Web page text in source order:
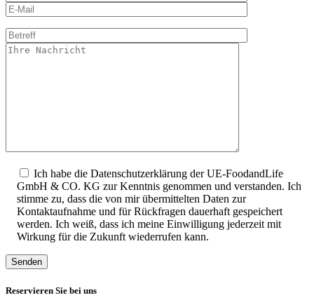
Ich habe die Datenschutzerklärung der UE-FoodandLife
GmbH & CO. KG zur Kenntnis genommen und verstanden. Ich
stimme zu, dass die von mir übermittelten Daten zur
Kontaktaufnahme und für Rückfragen dauerhaft gespeichert
werden. Ich weiß, dass ich meine Einwilligung jederzeit mit
Wirkung für die Zukunft wiederrufen kann.
Reservieren Sie bei uns